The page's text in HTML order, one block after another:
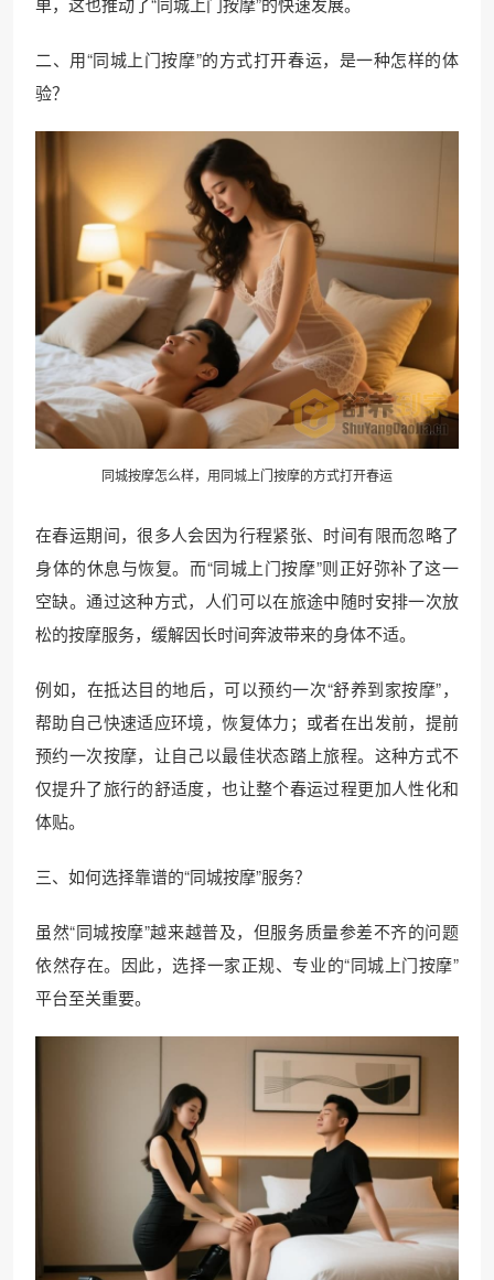
二、用“同城上门按摩”的方式打开春运，是一种怎样的体
验？
同城按摩怎么样，用同城上门按摩的方式打开春运
在春运期间，很多人会因为行程紧张、时间有限而忽略了
身体的休息与恢复。而“同城上门按摩”则正好弥补了这一
空缺。通过这种方式，人们可以在旅途中随时安排一次放
松的按摩服务，缓解因长时间奔波带来的身体不适。
例如，在抵达目的地后，可以预约一次“舒养到家按摩”，
帮助自己快速适应环境，恢复体力；或者在出发前，提前
预约一次按摩，让自己以最佳状态踏上旅程。这种方式不
仅提升了旅行的舒适度，也让整个春运过程更加人性化和
体贴。
三、如何选择靠谱的“同城按摩”服务？
虽然“同城按摩”越来越普及，但服务质量参差不齐的问题
依然存在。因此，选择一家正规、专业的“同城上门按摩”
平台至关重要。